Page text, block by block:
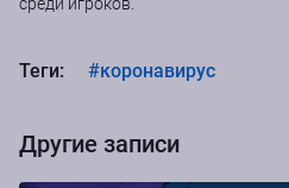
среди игроков.
Теги: #коронавирус
Другие записи